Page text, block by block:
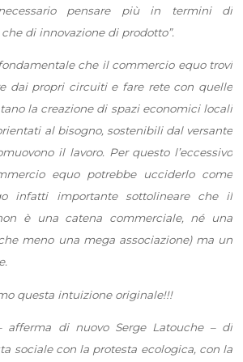
pensare più in termini di
di innovazione di prodotto”.
che il commercio equo trovi
dai propri circuiti e fare rete con quelle
la creazione di spazi economici locali
al bisogno, sostenibili dal versante
il lavoro. Per questo l’eccessivo
equo potrebbe ucciderlo come
infatti importante sottolineare che il
è una catena commerciale, né una
meno una mega associazione) ma un
questa intuizione originale!!!
afferma di nuovo Serge Latouche – di
sociale con la protesta ecologica, con la